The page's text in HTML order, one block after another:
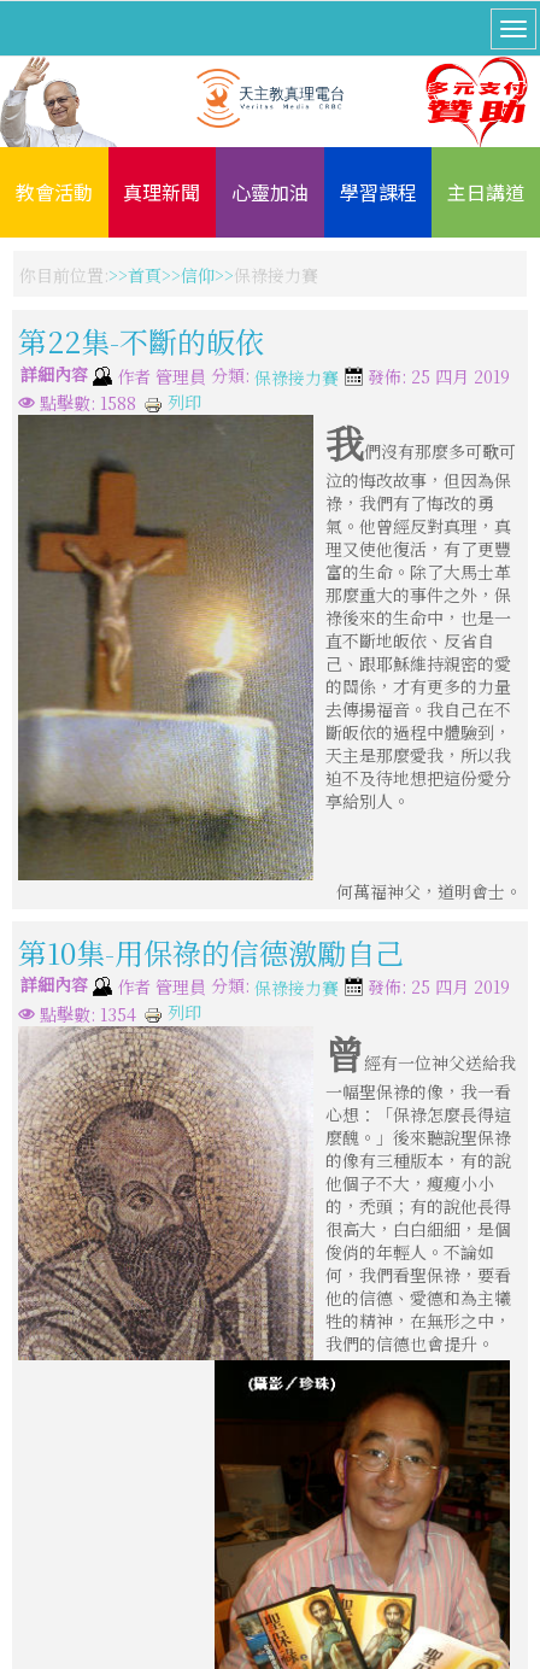
教會活動 真理新聞 心靈加油 學習課程 主日講道
你目前位置: 首頁 信仰 保祿接力賽
第22集-不斷的皈依
詳細內容 作者 管理員 分類: 保祿接力賽
發佈: 25 四月 2019
點擊數: 1588
列印
我們沒有那麼多可歌可
泣的悔改故事，但因為保
祿，我們有了悔改的勇
氣。他曾經反對真理，真
理又使他復活，有了更豐
富的生命。除了大馬士革
那麼重大的事件之外，保
祿後來的生命中，也是一
直不斷地皈依、反省自
己、跟耶穌維持親密的愛
的關係，才有更多的力量
去傳揚福音。我自己在不
斷皈依的過程中體驗到，
天主是那麼愛我，所以我
迫不及待地想把這份愛分
享給別人。
何萬福神父，道明會士。
第10集-用保祿的信德激勵自己
詳細內容 作者 管理員 分類: 保祿接力賽
發佈: 25 四月 2019
點擊數: 1354
列印
曾經有一位神父送給我
一幅聖保祿的像，我一看
心想：「保祿怎麼長得這
麼醜。」後來聽說聖保祿
的像有三種版本，有的說
他個子不大，瘦瘦小小
的，禿頭；有的說他長得
很高大，白白細細，是個
俊俏的年輕人。不論如
何，我們看聖保祿，要看
他的信德、愛德和為主犧
牲的精神，在無形之中，
我們的信德也會提升。